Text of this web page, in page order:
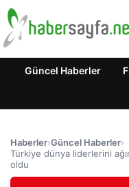
Güncel Haberler
Haberler›Güncel Haberler›
Türkiye dünya liderlerini
oldu